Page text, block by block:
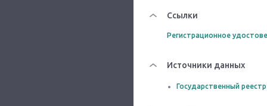
Ссылки
Регистрационное
Источники данных
Государственный